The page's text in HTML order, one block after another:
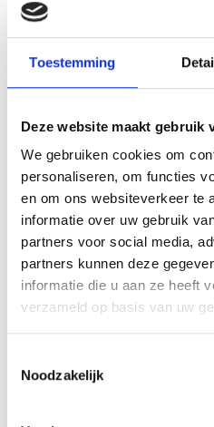
Toestemming
Deze website maakt gebruik
We gebruiken cookies om
personaliseren, om functies
en om ons websiteverkeer te
informatie over uw gebruik
partners voor social media,
partners kunnen deze
informatie die u aan ze heeft
verzameld op basis van uw
Noodzakelijk
VITELLO
RECEPT